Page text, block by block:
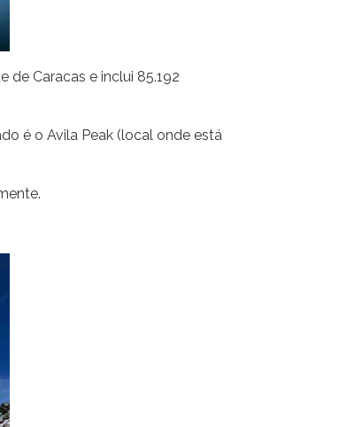
de Caracas e inclui 85.192
é o Avila Peak (local onde está